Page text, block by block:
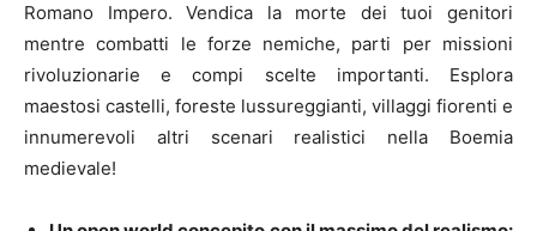
Romano Impero. Vendica la morte dei tuoi genitori
mentre combatti le forze nemiche, parti per missioni
rivoluzionarie e compi scelte importanti. Esplora
maestosi castelli, foreste lussureggianti, villaggi fiorenti e
innumerevoli altri scenari realistici nella Boemia
medievale!